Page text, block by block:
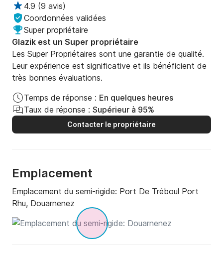
4.9 (9 avis)
Coordonnées validées
Super propriétaire
Glazik est un Super propriétaire
Les Super Propriétaires sont une garantie de qualité.
Leur expérience est significative et ils bénéficient de
très bonnes évaluations.
Temps de réponse : En quelques heures
Taux de réponse : Supérieur à 95%
Contacter le propriétaire
Emplacement
Emplacement du semi-rigide: Port De Tréboul Port
Rhu, Douarnenez